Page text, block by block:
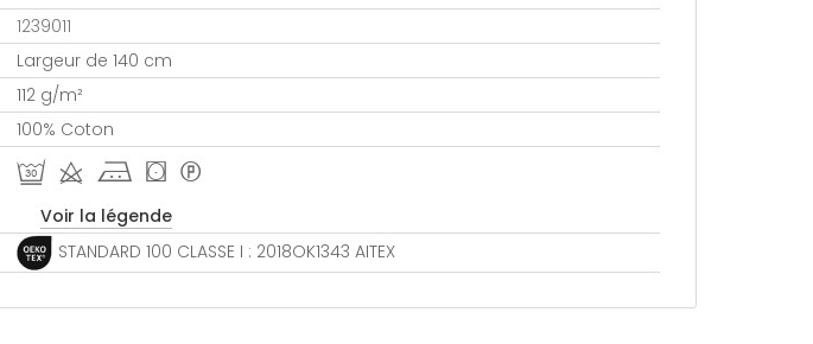
1239011
Largeur de 140 cm
112 g/m²
100% Coton
R d j ( *
Voir la légende
STANDARD 100 CLASSE I : 2018OK1343 AITEX